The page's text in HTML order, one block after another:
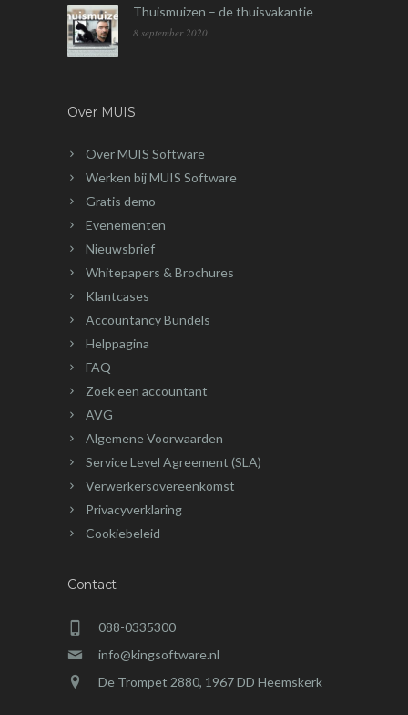
Thuismuizen – de thuisvakantie
8 september 2020
Over MUIS
Over MUIS Software
Werken bij MUIS Software
Gratis demo
Evenementen
Nieuwsbrief
Whitepapers & Brochures
Klantcases
Accountancy Bundels
Helppagina
FAQ
Zoek een accountant
AVG
Algemene Voorwaarden
Service Level Agreement (SLA)
Verwerkersovereenkomst
Privacyverklaring
Cookiebeleid
Contact
088-0335300
info@kingsoftware.nl
De Trompet 2880, 1967 DD Heemskerk